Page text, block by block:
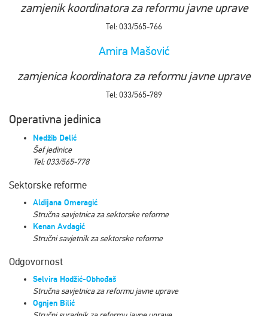
zamjenik koordinatora za reformu javne uprave
Tel: 033/565-766
Amira Mašović
zamjenica koordinatora za reformu javne uprave
Tel: 033/565-789
Оperativna jedinica
Nedžib Delić
Šef jedinice
Tel: 033/565-778
Sektorske reforme
Aldijana Omeragić
Stručna savjetnica za sektorske reforme
Kenan Avdagić
Stručni savjetnik za sektorske reforme
Odgovornost
Selvira Hodžić-Obhođaš
Stručna savjetnica za reformu javne uprave
Ognjen Bilić